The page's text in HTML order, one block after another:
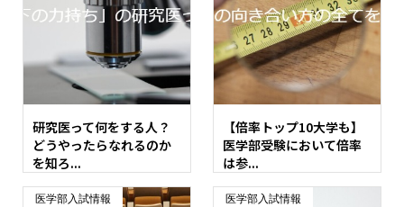
研究医って何をする人？
どうやったらなれるのか
を知ろ...
【倍率トップ10大学も】
医学部受験において倍率
は参...
医学部入試情報 医学部入試情報